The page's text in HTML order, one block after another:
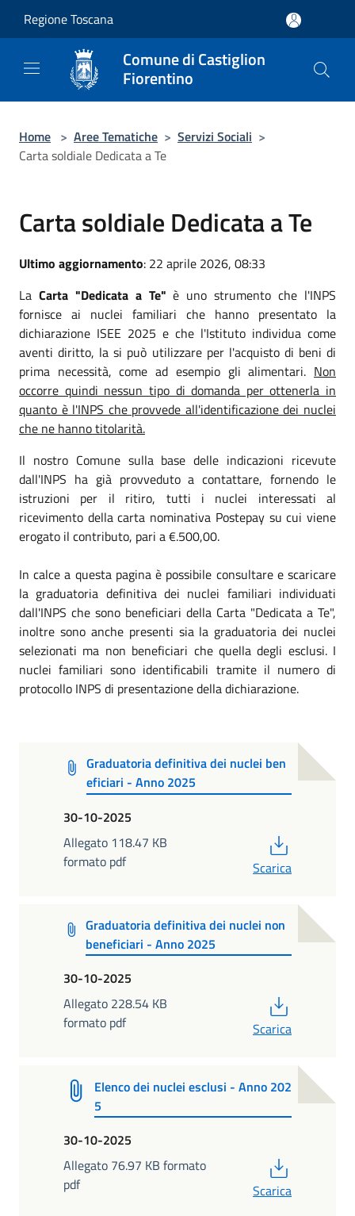
Regione Toscana
Comune di Castiglion
Fiorentino
Home > Aree Tematiche > Servizi Sociali >
Carta soldiale Dedicata a Te
Carta soldiale Dedicata a Te
Ultimo aggiornamento: 22 aprile 2026, 08:33
La Carta "Dedicata a Te" è uno strumento che l'INPS
fornisce ai nuclei familiari che hanno presentato la
dichiarazione ISEE 2025 e che l'Istituto individua come
aventi diritto, la si può utilizzare per l'acquisto di beni di
prima necessità, come ad esempio gli alimentari. Non
occorre quindi nessun tipo di domanda per ottenerla in
quanto è l'INPS che provvede all'identificazione dei nuclei
che ne hanno titolarità.
Il nostro Comune sulla base delle indicazioni ricevute
dall'INPS ha già provveduto a contattare, fornendo le
istruzioni per il ritiro, tutti i nuclei interessati al
ricevimento della carta nominativa Postepay su cui viene
erogato il contributo, pari a €.500,00.
In calce a questa pagina è possibile consultare e scaricare
la graduatoria definitiva dei nuclei familiari individuati
dall'INPS che sono beneficiari della Carta "Dedicata a Te",
inoltre sono anche presenti sia la graduatoria dei nuclei
selezionati ma non beneficiari che quella degli esclusi. I
nuclei familiari sono identificabili tramite il numero di
protocollo INPS di presentazione della dichiarazione.
Graduatoria definitiva dei nuclei ben
eficiari - Anno 2025
30-10-2025
Allegato 118.47 KB
formato pdf
Scarica
Graduatoria definitiva dei nuclei non
beneficiari - Anno 2025
30-10-2025
Allegato 228.54 KB
formato pdf
Scarica
Elenco dei nuclei esclusi - Anno 202
5
30-10-2025
Allegato 76.97 KB formato
pdf
Scarica